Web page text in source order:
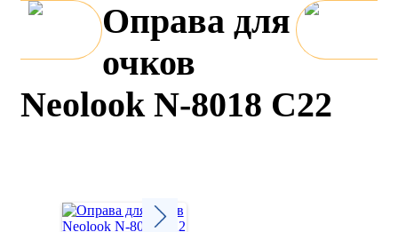
Оправа для
очков
Neolook N-8018 C22